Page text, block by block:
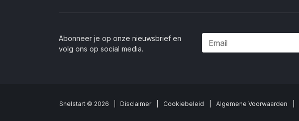
Abonneer je op onze nieuwsbrief en
volg ons op social media.
Snelstart © 2026 | Disclaimer Cookiebeleid Algemene Voorwaarden